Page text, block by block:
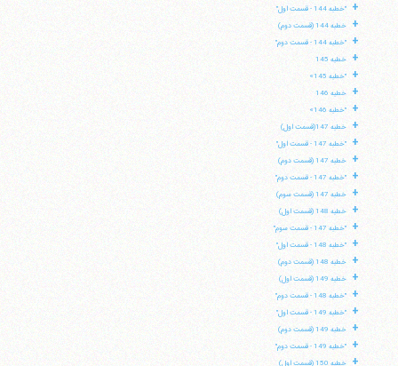
+ "خطبه 144 - قسمت اول"
+ خطبه 144 (قسمت دوم)
+ "خطبه 144 - قسمت دوم"
+ خطبه 145
+ "خطبه 145»
+ خطبه 146
+ "خطبه 146»
+ خطبه 147(قسمت اول)
+ "خطبه 147 - قسمت اول"
+ خطبه 147 (قسمت دوم)
+ "خطبه 147 - قسمت دوم"
+ خطبه 147 (قسمت سوم)
+ خطبه 148 (قسمت اول)
+ "خطبه 147 - قسمت سوم"
+ "خطبه 148 - قسمت اول"
+ خطبه 148 (قسمت دوم)
+ خطبه 149 (قسمت اول)
+ "خطبه 148 - قسمت دوم"
+ "خطبه 149 - قسمت اول"
+ خطبه 149 (قسمت دوم)
+ "خطبه 149 - قسمت دوم"
+ خطبه 150 (قسمت اول)